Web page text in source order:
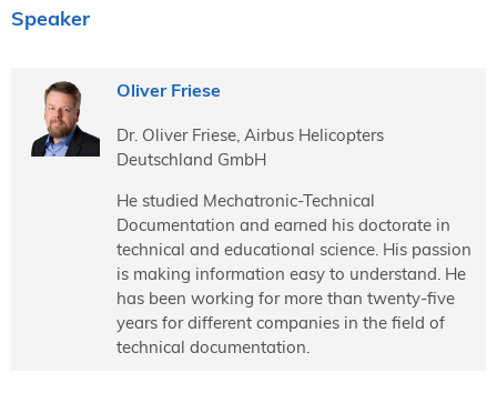
Speaker
Oliver Friese
Dr. Oliver Friese, Airbus Helicopters
Deutschland GmbH
He studied Mechatronic-Technical
Documentation and earned his doctorate in
technical and educational science. His passion
is making information easy to understand. He
has been working for more than twenty-five
years for different companies in the field of
technical documentation.